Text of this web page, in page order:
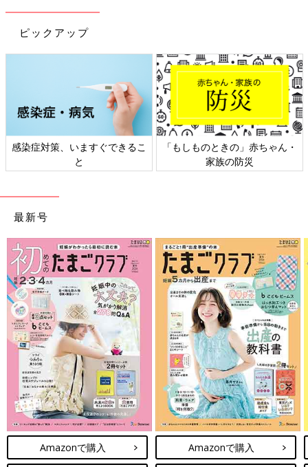
ピックアップ
感染症対策、いますぐできるこ
と
「もしものときの」赤ちゃん・
家族の防災
最新号
Amazonで購入 Amazonで購入